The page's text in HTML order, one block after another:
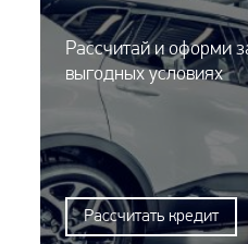
Рассчитай и оформи
выгодных условиях
Рассчитать кредит